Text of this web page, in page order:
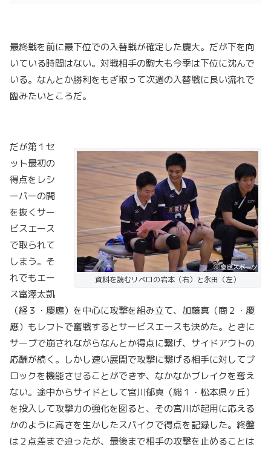
最終戦を前に最下位での入替戦が確定した慶大。だが下を向
いている時間はない。対戦相手の駒大も今季は下位に沈んで
いる。なんとか勝利をもぎ取って次週の入替戦に良い流れで
臨みたいところだ。
資料を読むリベロの岩本（右）と永田（左）
だが第１セ
ット最初の
得点をレシ
ーバーの間
を抜くサー
ビスエース
で取られて
しまう。そ
れでもエー
ス富澤太凱
（経３・慶應）を中心に攻撃を組み立て、加藤真（商２・慶
應）もレフトで奮戦するとサービスエースも決めた。ときに
サーブで崩されながらなんとか得点に繋げ、サイドアウトの
応酬が続く。しかし速い展開で攻撃に繋げる相手に対してブ
ロックを機能させることができず、なかなかブレイクを奪え
ない。途中からサイドとして宮川郁真（総１・松本県ヶ丘）
を投入して攻撃力の強化を図ると、その宮川が起用に応える
かのように高さを生かしたスパイクで得点を記録した。終盤
は２点差まで迫ったが、最後まで相手の攻撃を止めることは